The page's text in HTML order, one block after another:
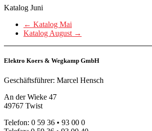
Katalog Juni
← Katalog Mai
Katalog August →
Elektro Koers & Wegkamp GmbH
Geschäftsführer: Marcel Hensch
An der Wieke 47
49767 Twist
Telefon: 0 59 36 • 93 00 0